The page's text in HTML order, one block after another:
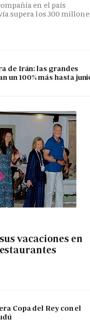
en el país
supera los 300
de Irán: las grandes
un 100% más hasta
vacaciones en
Copa del Rey con el